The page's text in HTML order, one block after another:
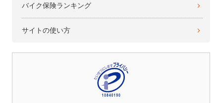
バイク保険ランキング
サイトの使い方